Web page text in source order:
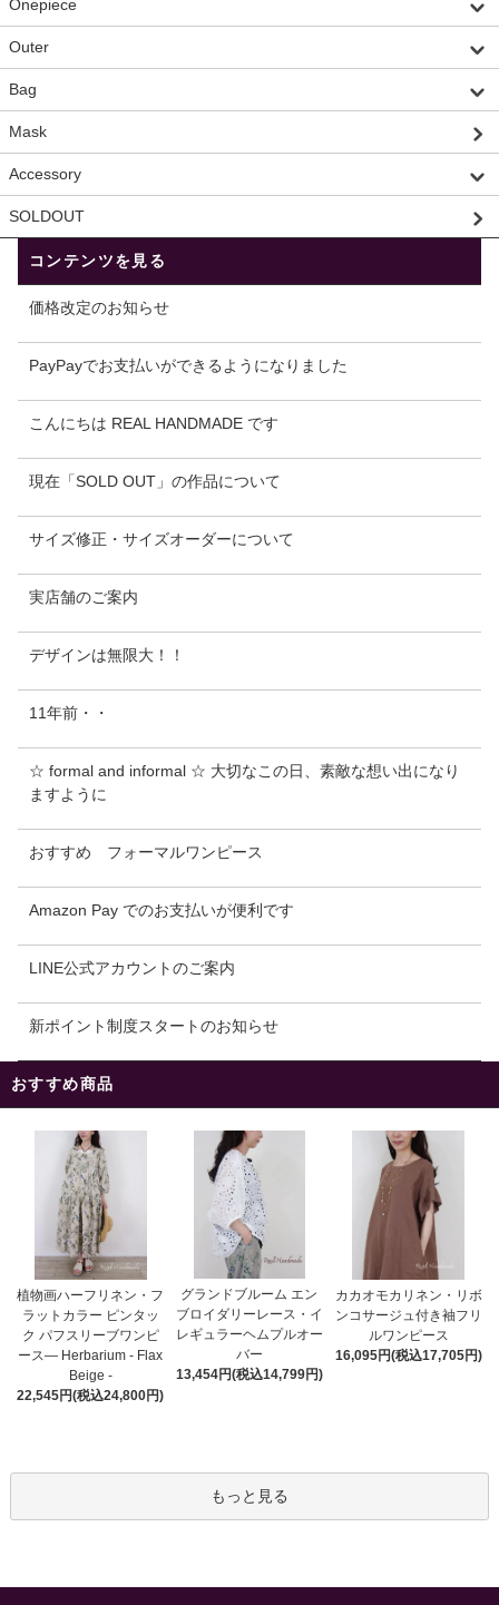
Onepiece
Outer
Bag
Mask
Accessory
SOLDOUT
コンテンツを見る
価格改定のお知らせ
PayPayでお支払いができるようになりました
こんにちは REAL HANDMADE です
現在「SOLD OUT」の作品について
サイズ修正・サイズオーダーについて
実店舗のご案内
デザインは無限大！！
11年前・・
☆ formal and informal ☆ 大切なこの日、素敵な想い出になり
ますように
おすすめ フォーマルワンピース
Amazon Pay でのお支払いが便利です
LINE公式アカウントのご案内
新ポイント制度スタートのお知らせ
おすすめ商品
植物画ハーフリネン・フ
ラットカラー ピンタッ
ク パフスリーブワンピ
ース― Herbarium - Flax
Beige -
22,545円(税込24,800円)
グランドブルーム エン
ブロイダリーレース・イ
レギュラーヘムプルオー
バー
13,454円(税込14,799円)
カカオモカリネン・リボ
ンコサージュ付き袖フリ
ルワンピース
16,095円(税込17,705円)
もっと見る